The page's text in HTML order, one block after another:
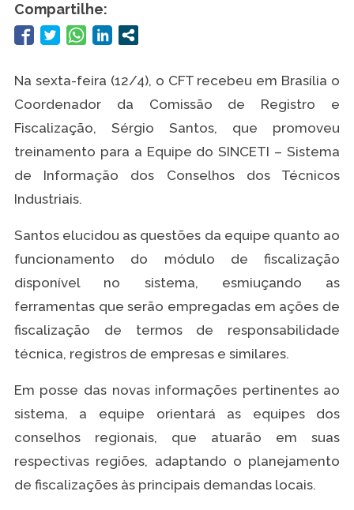
Compartilhe:
Na sexta-feira (12/4), o CFT recebeu em Brasília o
Coordenador da Comissão de Registro e
Fiscalização, Sérgio Santos, que promoveu
treinamento para a Equipe do SINCETI – Sistema
de Informação dos Conselhos dos Técnicos
Industriais.
Santos elucidou as questões da equipe quanto ao
funcionamento do módulo de fiscalização
disponível no sistema, esmiuçando as
ferramentas que serão empregadas em ações de
fiscalização de termos de responsabilidade
técnica, registros de empresas e similares.
Em posse das novas informações pertinentes ao
sistema, a equipe orientará as equipes dos
conselhos regionais, que atuarão em suas
respectivas regiões, adaptando o planejamento
de fiscalizações às principais demandas locais.